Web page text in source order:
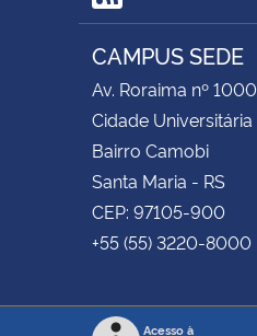
RSS
CAMPUS SEDE
Av. Roraima nº 1000
Cidade Universitária
Bairro Camobi
Santa Maria - RS
CEP: 97105-900
+55 (55) 3220-8000
Acesso à